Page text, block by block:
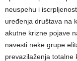
neuspehu i
uređenja društava na
akutne krizne pojave
navesti neke grupe
prevazilaženja totalne